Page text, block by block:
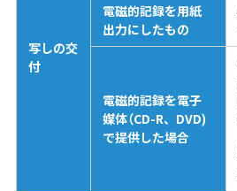
写しの交
付
電磁的記録を用紙
出力にしたもの
電磁的記録を電子
媒体（CD-R、DVD)
で提供した場合